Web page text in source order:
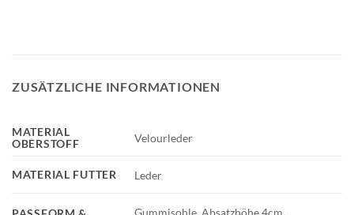
ZUSÄTZLICHE INFORMATIONEN
MATERIAL
OBERSTOFF
Velourleder
MATERIAL FUTTER Leder
Gummisohle, Absatzhöhe 4cm,